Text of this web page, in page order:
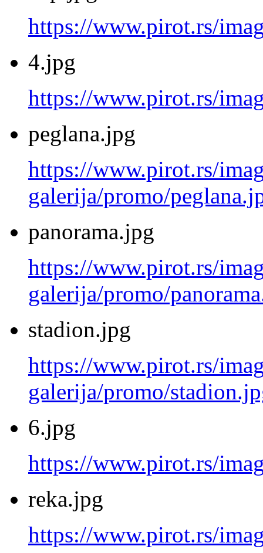
https://www.pirot.rs/
4.jpg
https://www.pirot.rs/
peglana.jpg
https://www.pirot.rs/
galerija/promo/
panorama.jpg
https://www.pirot.rs/
galerija/promo/
stadion.jpg
https://www.pirot.rs/
galerija/promo/
6.jpg
https://www.pirot.rs/
reka.jpg
https://www.pirot.rs/